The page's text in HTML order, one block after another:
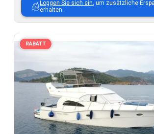
Loggen Sie sich ein, um zusätzliche
erhalten.
RABATT